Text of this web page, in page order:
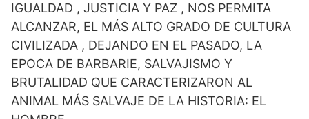
IGUALDAD , JUSTICIA Y PAZ , NOS PERMITA
ALCANZAR, EL MÁS ALTO GRADO DE CULTURA
CIVILIZADA , DEJANDO EN EL PASADO, LA
EPOCA DE BARBARIE, SALVAJISMO Y
BRUTALIDAD QUE CARACTERIZARON AL
ANIMAL MÁS SALVAJE DE LA HISTORIA: EL